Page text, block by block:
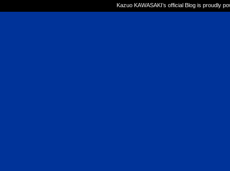
Kazuo KAWASAKI’s official Blog is proudly